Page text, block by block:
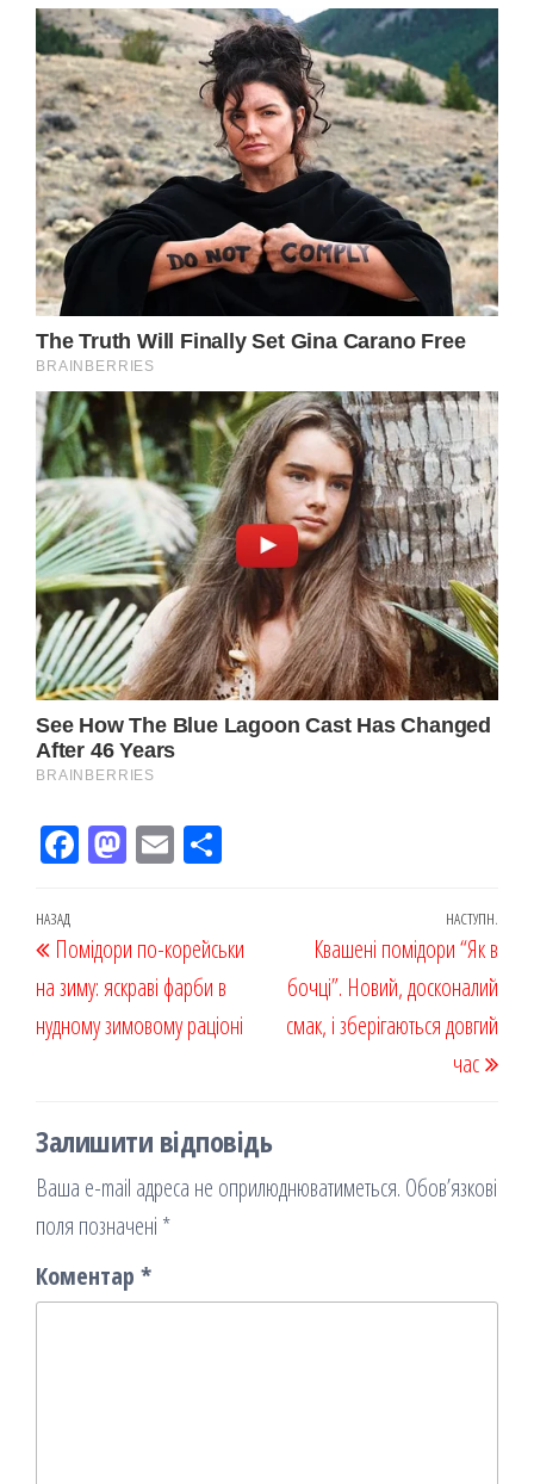
Fac
k
M
on
Em
ис
я
Навігація
записів
Попередній
запис
НАЗАД
Помідори по-корейськи
на зиму: яскраві фарби в
нудному зимовому раціоні
НАСТУПН.
Квашені помідори “Як в
бочці”. Новий, досконалий
смак, і зберігаються довгий
час
Залишити відповідь
Ваша e-mail адреса не оприлюднюватиметься. Обов’язкові
поля позначені *
Коментар *